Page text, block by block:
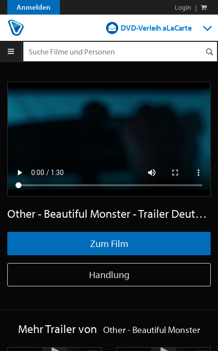
Anmelden Login |
DVD-Verleih aLaCarte
Shop
Blog
Other - Beautiful Monster - Trailer Deutsch HD
Zum Film
Handlung
Mehr Trailer von Other - Beautiful Monster